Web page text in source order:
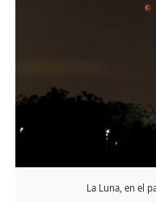
La Luna, en el